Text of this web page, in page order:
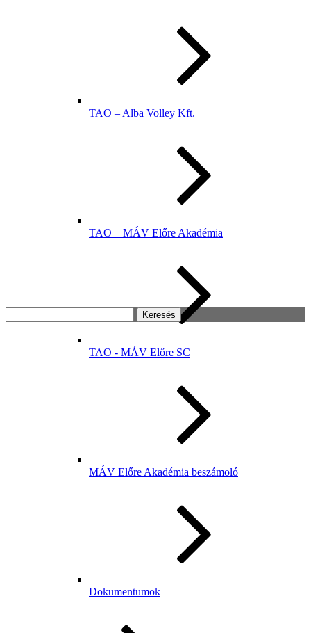
TAO – Alba Volley Kft.
TAO – MÁV Előre Akadémia
TAO - MÁV Előre SC
MÁV Előre Akadémia beszámoló
Dokumentumok